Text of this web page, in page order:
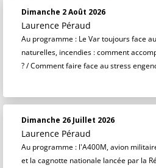
Dimanche 2 Août 2026
Laurence Péraud
Au programme : Le Var toujours face
naturelles, incendies : comment
? / Comment faire face au stress
Dimanche 26 Juillet 2026
Laurence Péraud
Au programme : l'A400M, avion
et la cagnotte nationale lancée par la